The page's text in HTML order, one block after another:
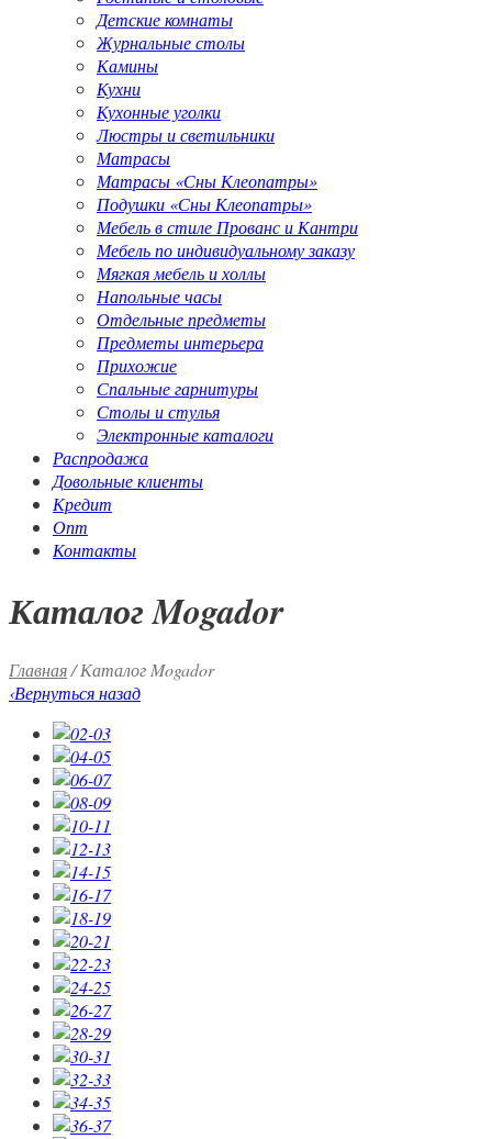
Детские комнаты
Журнальные столы
Камины
Кухни
Кухонные уголки
Люстры и светильники
Матрасы
Матрасы «Сны Клеопатры»
Подушки «Сны Клеопатры»
Мебель в стиле Прованс и Кантри
Мебель по индивидуальному заказу
Мягкая мебель и холлы
Напольные часы
Отдельные предметы
Предметы интерьера
Прихожие
Спальные гарнитуры
Столы и стулья
Электронные каталоги
Распродажа
Довольные клиенты
Кредит
Опт
Контакты
Каталог Mogador
Главная/Каталог Mogador
‹Вернуться назад